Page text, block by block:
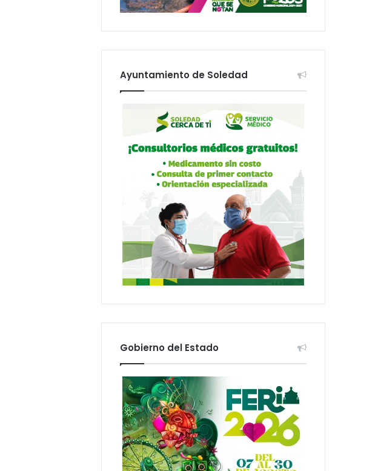
Ayuntamiento de Soledad
Gobierno del Estado